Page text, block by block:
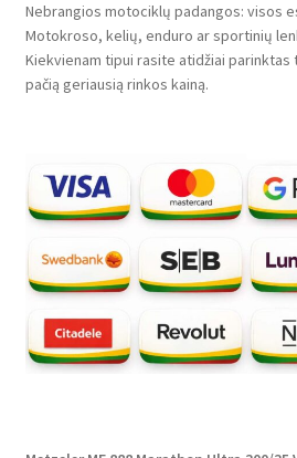
Nebrangios motociklų padangos: visos
Motokroso, kelių, enduro ar sportinių
Kiekvienam tipui rasite atidžiai parinktas
pačią geriausią rinkos kainą.